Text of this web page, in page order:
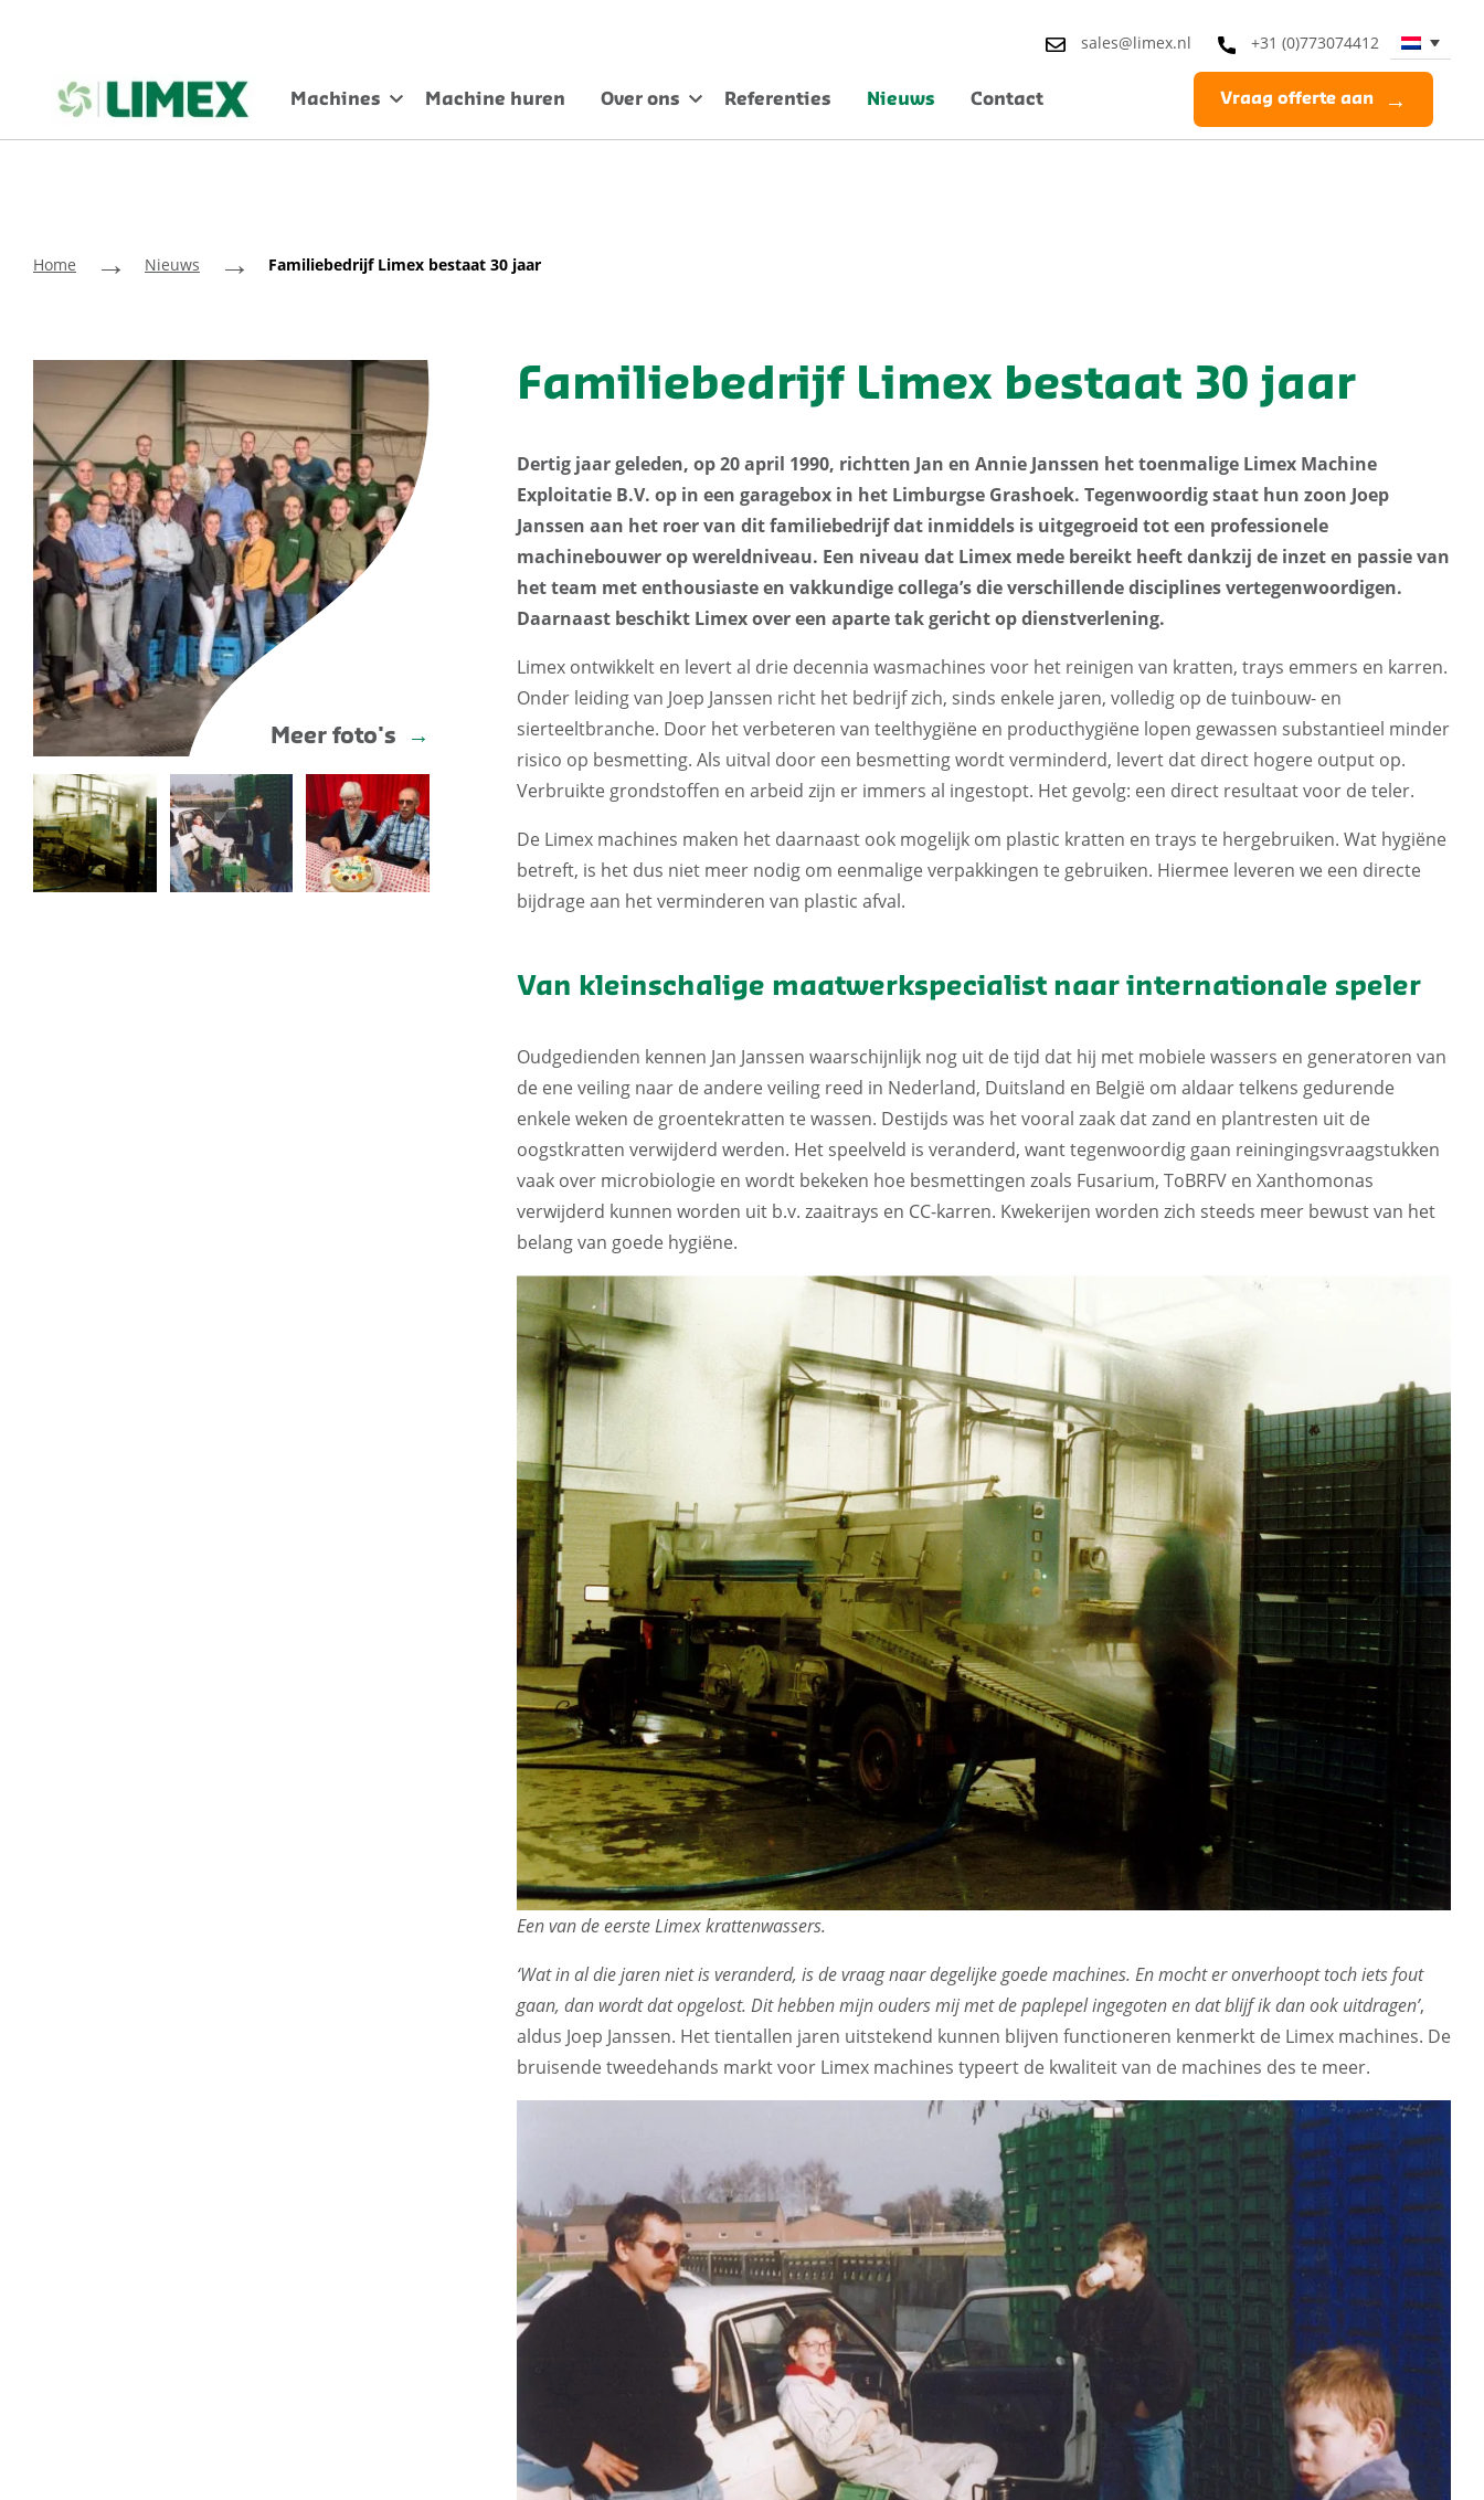
sales@limex.nl +31 (0)773074412
Machines Machine huren Over ons Referenties Nieuws Contact Vraag offerte aan
Home → Nieuws → Familiebedrijf Limex bestaat 30 jaar
Familiebedrijf Limex bestaat 30 jaar
Dertig jaar geleden, op 20 april 1990, richtten Jan en Annie Janssen het toenmalige Limex Machine
Exploitatie B.V. op in een garagebox in het Limburgse Grashoek. Tegenwoordig staat hun zoon Joep
Janssen aan het roer van dit familiebedrijf dat inmiddels is uitgegroeid tot een professionele
machinebouwer op wereldniveau. Een niveau dat Limex mede bereikt heeft dankzij de inzet en passie van
het team met enthousiaste en vakkundige collega’s die verschillende disciplines vertegenwoordigen.
Daarnaast beschikt Limex over een aparte tak gericht op dienstverlening.
Limex ontwikkelt en levert al drie decennia wasmachines voor het reinigen van kratten, trays emmers en karren.
Onder leiding van Joep Janssen richt het bedrijf zich, sinds enkele jaren, volledig op de tuinbouw- en
sierteeltbranche. Door het verbeteren van teelthygiëne en producthygiëne lopen gewassen substantieel minder
risico op besmetting. Als uitval door een besmetting wordt verminderd, levert dat direct hogere output op.
Verbruikte grondstoffen en arbeid zijn er immers al ingestopt. Het gevolg: een direct resultaat voor de teler.
De Limex machines maken het daarnaast ook mogelijk om plastic kratten en trays te hergebruiken. Wat hygiëne
betreft, is het dus niet meer nodig om eenmalige verpakkingen te gebruiken. Hiermee leveren we een directe
bijdrage aan het verminderen van plastic afval.
Van kleinschalige maatwerkspecialist naar internationale speler
Oudgedienden kennen Jan Janssen waarschijnlijk nog uit de tijd dat hij met mobiele wassers en generatoren van
de ene veiling naar de andere veiling reed in Nederland, Duitsland en België om aldaar telkens gedurende
enkele weken de groentekratten te wassen. Destijds was het vooral zaak dat zand en plantresten uit de
oogstkratten verwijderd werden. Het speelveld is veranderd, want tegenwoordig gaan reiningingsvraagstukken
vaak over microbiologie en wordt bekeken hoe besmettingen zoals Fusarium, ToBRFV en Xanthomonas
verwijderd kunnen worden uit b.v. zaaitrays en CC-karren. Kwekerijen worden zich steeds meer bewust van het
belang van goede hygiëne.
Een van de eerste Limex krattenwassers.
‘Wat in al die jaren niet is veranderd, is de vraag naar degelijke goede machines. En mocht er onverhoopt toch iets fout
gaan, dan wordt dat opgelost. Dit hebben mijn ouders mij met de paplepel ingegoten en dat blijf ik dan ook uitdragen’,
aldus Joep Janssen. Het tientallen jaren uitstekend kunnen blijven functioneren kenmerkt de Limex machines. De
bruisende tweedehands markt voor Limex machines typeert de kwaliteit van de machines des te meer.
Meer foto's